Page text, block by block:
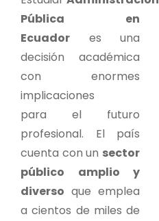
Pública en
Ecuador es una
decisión académica
con enormes
implicaciones
para el futuro
profesional. El país
cuenta con un sector
público amplio y
diverso que emplea
a cientos de miles de